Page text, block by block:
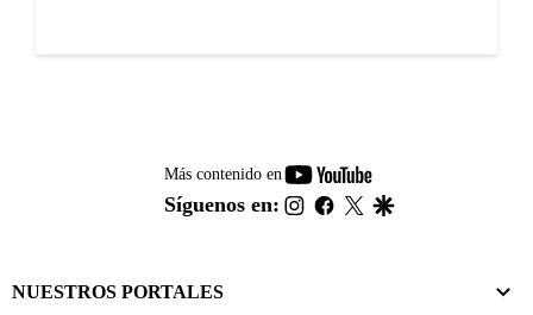
Más contenido en
youtube-
footer
Síguenos en: instagram
facebook
twitter
NUESTROS PORTALES